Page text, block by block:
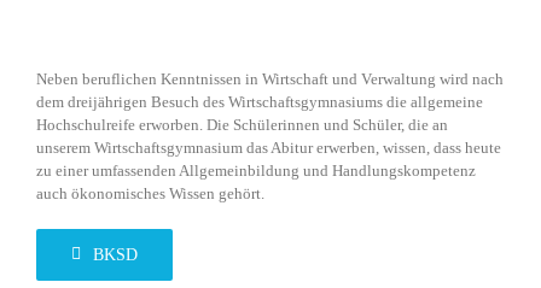
Neben beruflichen Kenntnissen in Wirtschaft und Verwaltung wird nach
dem dreijährigen Besuch des Wirtschaftsgymnasiums die allgemeine
Hochschulreife erworben. Die Schülerinnen und Schüler, die an
unserem Wirtschaftsgymnasium das Abitur erwerben, wissen, dass heute
zu einer umfassenden Allgemeinbildung und Handlungskompetenz
auch ökonomisches Wissen gehört.
BKSD